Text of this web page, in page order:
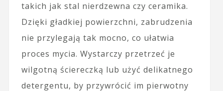
takich jak stal nierdzewna czy ceramika.
Dzięki gładkiej powierzchni, zabrudzenia
nie przylegają tak mocno, co ułatwia
proces mycia. Wystarczy przetrzeć je
wilgotną ściereczką lub użyć delikatnego
detergentu, by przywrócić im pierwotny